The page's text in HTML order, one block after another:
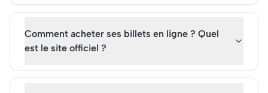
Comment acheter ses billets en ligne ? Quel
est le site officiel ?